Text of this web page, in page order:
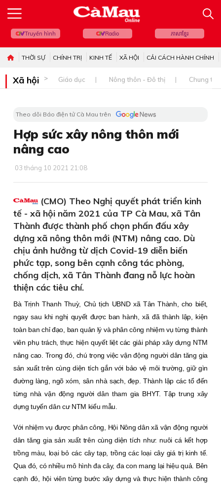
Truyền hình Radio ភាសាខ្មែរ
THỜI SỰ CHÍNH TRỊ KINH TẾ XÃ HỘI CẢI CÁCH HÀNH CHÍNH
Xã hội Giáo dục Nông thôn - Đô thị Chung
Theo dõi Báo điện tử Cà Mau trên
Hợp sức xây nông thôn mới
nâng cao
03 tháng 10 2021 21:08
(CMO) Theo Nghị quyết phát triển kinh
tế - xã hội năm 2021 của TP Cà Mau, xã Tân
Thành được thành phố chọn phấn đấu xây
dựng xã nông thôn mới (NTM) nâng cao. Dù
chịu ảnh hưởng từ dịch Covid-19 diễn biến
phức tạp, song bên cạnh công tác phòng,
chống dịch, xã Tân Thành đang nỗ lực hoàn
thiện các tiêu chí.
Bà Trịnh Thanh Thuỳ, Chủ tịch UBND xã Tân Thành, cho biết,
ngay sau khi nghị quyết được ban hành, xã đã thành lập, kiện
toàn ban chỉ đạo, ban quản lý và phân công nhiệm vụ từng thành
viên phụ trách, thực hiện quyết liệt các giải pháp xây dựng NTM
nâng cao. Trong đó, chú trọng việc vận động người dân tăng gia
sản xuất trên cùng diện tích gắn với bảo vệ môi trường, giữ gìn
đường làng, ngõ xóm, sân nhà sạch, đẹp. Thành lập các tổ đến
từng nhà vận động người dân tham gia BHYT. Tập trung xây
dựng tuyến dân cư NTM kiểu mẫu.
Với nhiệm vụ được phân công, Hội Nông dân xã vận động người
dân tăng gia sản xuất trên cùng diện tích như: nuôi cá kết hợp
trồng màu, loại bỏ các cây tạp, trồng các loại cây giá trị kinh tế.
Qua đó, có nhiều mô hình đa cây, đa con mang lại hiệu quả. Bên
cạnh đó, hội viên từng bước xây dựng và thực hiện thành công